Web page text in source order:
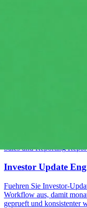
Sales und Reporting
Investor Update
Fuehren Sie Investor-
Workflow aus, damit
geprueft und konsistenter